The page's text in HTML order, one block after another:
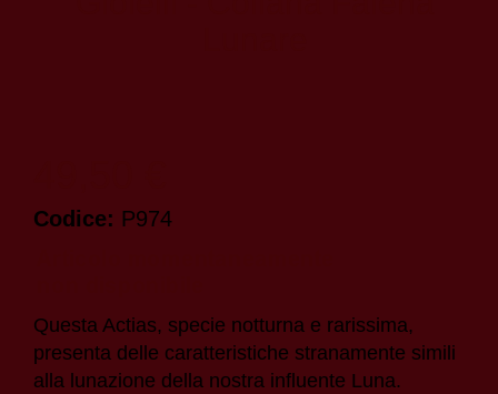
Codice: P974
Questa Actias, specie notturna e rarissima,
presenta delle caratteristiche stranamente simili
alla lunazione della nostra influente Luna.